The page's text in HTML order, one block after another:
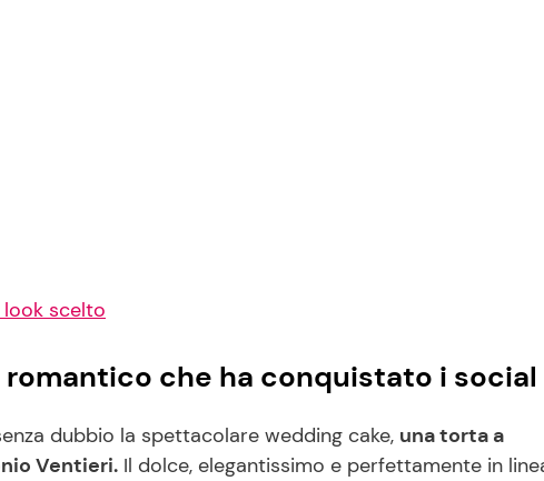
look scelto
che ha conquistato i social
dubbio la spettacolare wedding cake, una torta a
Ventieri. Il dolce, elegantissimo e perfettamente in